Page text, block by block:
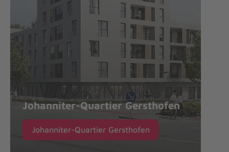
Johanniter-Quartier Gersthofen
Johanniter-Quartier Gersthofen